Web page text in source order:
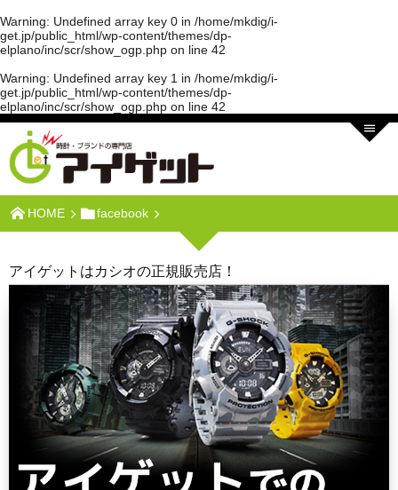
Warning: Undefined array key 0 in /home/mkdig/i-
get.jp/public_html/wp-content/themes/dp-
elplano/inc/scr/show_ogp.php on line 42
Warning: Undefined array key 1 in /home/mkdig/i-
get.jp/public_html/wp-content/themes/dp-
elplano/inc/scr/show_ogp.php on line 42
HOME facebook
アイゲットはカシオの正規販売店！